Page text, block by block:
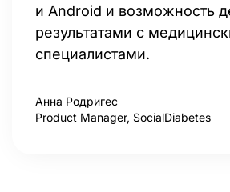
и Android и возможность
результатами с
специалистами.
Анна Родригес
Product Manager, SocialDiabetes